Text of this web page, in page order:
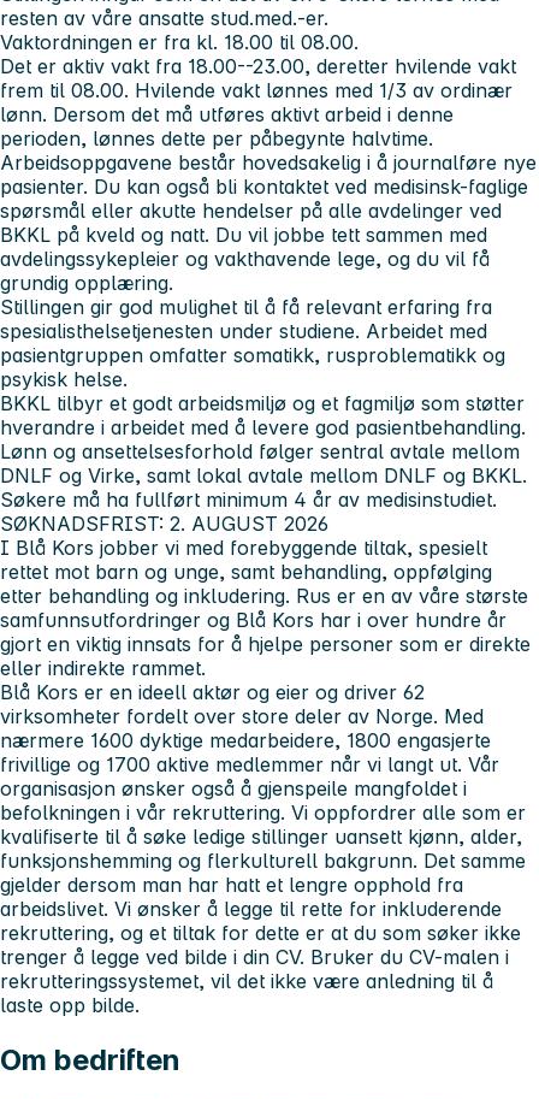
resten av våre ansatte stud.med.-er.
Vaktordningen er fra kl. 18.00 til 08.00.
Det er aktiv vakt fra 18.00--23.00, deretter hvilende vakt
frem til 08.00. Hvilende vakt lønnes med 1/3 av ordinær
lønn. Dersom det må utføres aktivt arbeid i denne
perioden, lønnes dette per påbegynte halvtime.
Arbeidsoppgavene består hovedsakelig i å journalføre nye
pasienter. Du kan også bli kontaktet ved medisinsk-faglige
spørsmål eller akutte hendelser på alle avdelinger ved
BKKL på kveld og natt. Du vil jobbe tett sammen med
avdelingssykepleier og vakthavende lege, og du vil få
grundig opplæring.
Stillingen gir god mulighet til å få relevant erfaring fra
spesialisthelsetjenesten under studiene. Arbeidet med
pasientgruppen omfatter somatikk, rusproblematikk og
psykisk helse.
BKKL tilbyr et godt arbeidsmiljø og et fagmiljø som støtter
hverandre i arbeidet med å levere god pasientbehandling.
Lønn og ansettelsesforhold følger sentral avtale mellom
DNLF og Virke, samt lokal avtale mellom DNLF og BKKL.
Søkere må ha fullført minimum 4 år av medisinstudiet.
SØKNADSFRIST: 2. AUGUST 2026
I Blå Kors jobber vi med forebyggende tiltak, spesielt
rettet mot barn og unge, samt behandling, oppfølging
etter behandling og inkludering. Rus er en av våre største
samfunnsutfordringer og Blå Kors har i over hundre år
gjort en viktig innsats for å hjelpe personer som er direkte
eller indirekte rammet.
Blå Kors er en ideell aktør og eier og driver 62
virksomheter fordelt over store deler av Norge. Med
nærmere 1600 dyktige medarbeidere, 1800 engasjerte
frivillige og 1700 aktive medlemmer når vi langt ut. Vår
organisasjon ønsker også å gjenspeile mangfoldet i
befolkningen i vår rekruttering. Vi oppfordrer alle som er
kvalifiserte til å søke ledige stillinger uansett kjønn, alder,
funksjonshemming og flerkulturell bakgrunn. Det samme
gjelder dersom man har hatt et lengre opphold fra
arbeidslivet. Vi ønsker å legge til rette for inkluderende
rekruttering, og et tiltak for dette er at du som søker ikke
trenger å legge ved bilde i din CV. Bruker du CV-malen i
rekrutteringssystemet, vil det ikke være anledning til å
laste opp bilde.
Om bedriften